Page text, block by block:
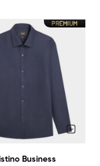
Business